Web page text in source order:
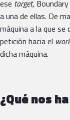
ese target,
a una de ellas. De
máquina a la que se
petición hacia el
dicha máquina.
¿Qué nos